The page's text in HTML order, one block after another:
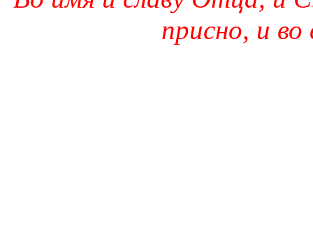
присно, и во